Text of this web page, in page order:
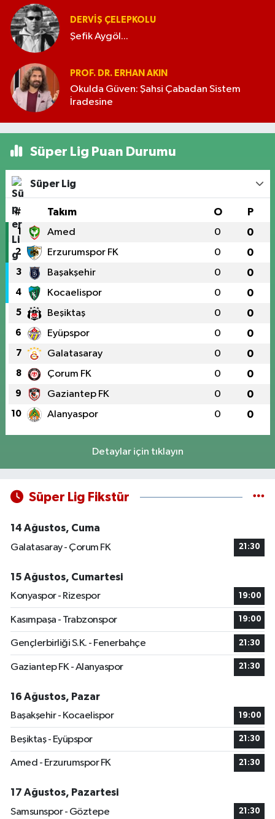
DERVIŞ ÇELEPKOLU
Şefik Aygöl...
PROF. DR. ERHAN AKIN
Okulda Güven: Şahsi Çabadan Sistem
İradesine
Süper Lig Puan Durumu
Süper Lig
# Takım O P
1 Amed 0 0
2 Erzurumspor FK 0 0
3 Başakşehir 0 0
4 Kocaelispor 0 0
5 Beşiktaş 0 0
6 Eyüpspor 0 0
7 Galatasaray 0 0
8 Çorum FK 0 0
9 Gaziantep FK 0 0
10 Alanyaspor 0 0
Detaylar için tıklayın
Süper Lig Fikstür
14 Ağustos, Cuma
Galatasaray - Çorum FK
21:30
15 Ağustos, Cumartesi
Konyaspor - Rizespor
19:00
Kasımpaşa - Trabzonspor 19:00
Gençlerbirliği S.K. - Fenerbahçe 21:30
Gaziantep FK - Alanyaspor 21:30
16 Ağustos, Pazar
Başakşehir - Kocaelispor
19:00
Beşiktaş - Eyüpspor 21:30
Amed - Erzurumspor FK 21:30
17 Ağustos, Pazartesi
Samsunspor - Göztepe
21:30